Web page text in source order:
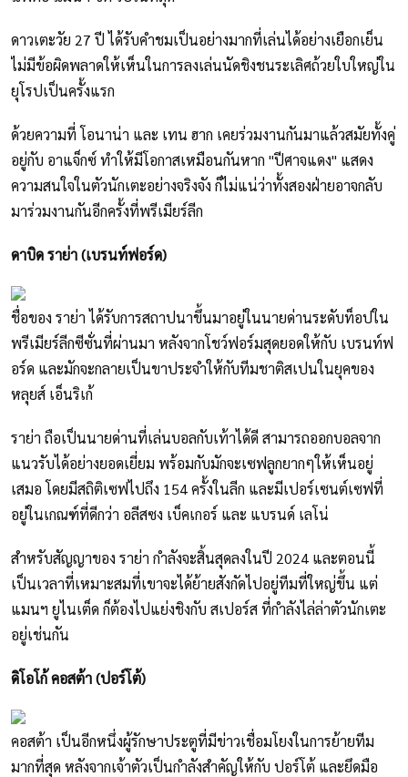
ดาวเตะวัย 27 ปี ได้รับคำชมเป็นอย่างมากที่เล่นได้อย่างเยือกเย็น
ไม่มีข้อผิดพลาดให้เห็นในการลงเล่นนัดชิงชนระเลิศถ้วยใบใหญ่ใน
ยุโรปเป็นครั้งแรก
ด้วยความที่ โอนาน่า และ เทน ฮาก เคยร่วมงานกันมาแล้วสมัยทั้งคู่
อยู่กับ อาแจ็กซ์ ทำให้มีโอกาสเหมือนกันหาก "ปีศาจแดง" แสดง
ความสนใจในตัวนักเตะอย่างจริงจัง ก็ไม่แน่ว่าทั้งสองฝ่ายอาจกลับ
มาร่วมงานกันอีกครั้งที่พรีเมียร์ลีก
ดาบิด ราย่า (เบรนท์ฟอร์ด)
ชื่อของ ราย่า ได้รับการสถาปนาขึ้นมาอยู่ในนายด่านระดับท็อปใน
พรีเมียร์ลีกซีซั่นที่ผ่านมา หลังจากโชว์ฟอร์มสุดยอดให้กับ เบรนท์ฟ
อร์ด และมักจะกลายเป็นขาประจำให้กับทีมชาติสเปนในยุคของ
หลุยส์ เอ็นริเก้
ราย่า ถือเป็นนายด่านที่เล่นบอลกับเท้าได้ดี สามารถออกบอลจาก
แนวรับได้อย่างยอดเยี่ยม พร้อมกับมักจะเซฟลูกยากๆให้เห็นอยู่
เสมอ โดยมีสถิติเซฟไปถึง 154 ครั้งในลีก และมีเปอร์เซนต์เซฟที่
อยู่ในเกณฑ์ที่ดีกว่า อลีสซง เบ็คเกอร์ และ แบรนด์ เลโน่
สำหรับสัญญาของ ราย่า กำลังจะสิ้นสุดลงในปี 2024 และตอนนี้
เป็นเวลาที่เหมาะสมที่เขาจะได้ย้ายสังกัดไปอยู่ทีมที่ใหญ่ขึ้น แต่
แมนฯ ยูไนเต็ด ก็ต้องไปแย่งชิงกับ สเปอร์ส ที่กำลังไล่ล่าตัวนักเตะ
อยู่เช่นกัน
ดิโอโก้ คอสต้า (ปอร์โต้)
คอสต้า เป็นอีกหนึ่งผู้รักษาประตูที่มีข่าวเชื่อมโยงในการย้ายทีม
มากที่สุด หลังจากเจ้าตัวเป็นกำลังสำคัญให้กับ ปอร์โต้ และยึดมือ